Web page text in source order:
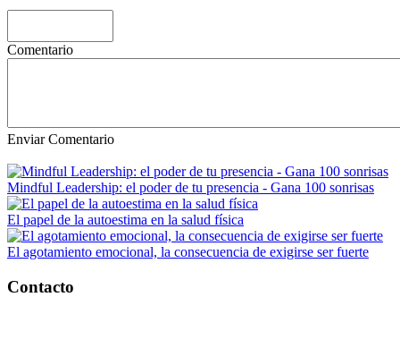
Comentario
Enviar Comentario
Mindful Leadership: el poder de tu presencia - Gana 100 sonrisas
El papel de la autoestima en la salud física
El agotamiento emocional, la consecuencia de exigirse ser fuerte
Contacto